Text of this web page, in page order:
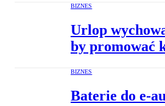
BIZNES
Urlop
by promować
BIZNES
Baterie do e-